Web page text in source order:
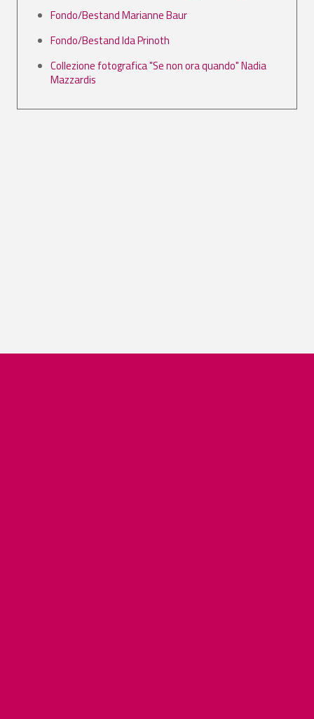
Fondo/Bestand Marianne Baur
Fondo/Bestand Ida Prinoth
Collezione fotografica "Se non ora quando" Nadia
Mazzardis